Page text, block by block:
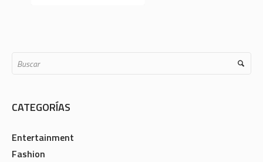
CATEGORÍAS
Entertainment
Fashion